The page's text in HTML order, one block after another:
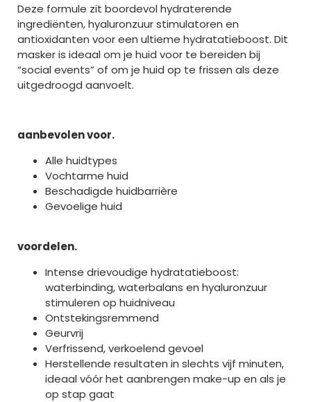
Deze formule zit boordevol hydraterende
ingrediënten, hyaluronzuur stimulatoren en
antioxidanten voor een ultieme hydratatieboost. Dit
masker is ideaal om je huid voor te bereiden bij
“social events” of om je huid op te frissen als deze
uitgedroogd aanvoelt.
aanbevolen voor.
Alle huidtypes
Vochtarme huid
Beschadigde huidbarrière
Gevoelige huid
voordelen.
Intense drievoudige hydratatieboost:
waterbinding, waterbalans en hyaluronzuur
stimuleren op huidniveau
Ontstekingsremmend
Geurvrij
Verfrissend, verkoelend gevoel
Herstellende resultaten in slechts vijf minuten,
ideaal vóór het aanbrengen make-up en als je
op stap gaat